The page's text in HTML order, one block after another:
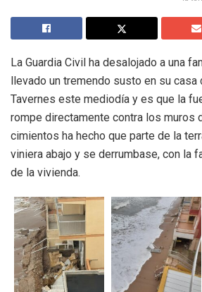
La Guardia Civil ha desalojado a una
llevado un tremendo susto en su casa
Tavernes este mediodía y es que la
rompe directamente contra los muros
cimientos ha hecho que parte de la
viniera abajo y se derrumbase, con la
de la vivienda.